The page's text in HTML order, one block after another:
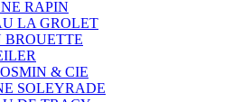
RAPIN
LA GROLET
BROUETTE
& CIE
SOLEYRADE